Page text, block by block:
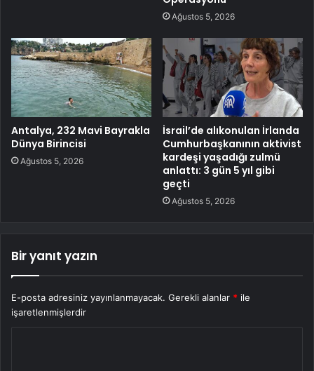
Ağustos 5, 2026
Antalya, 232 Mavi Bayrakla
Dünya Birincisi
Ağustos 5, 2026
İsrail’de alıkonulan İrlanda
Cumhurbaşkanının aktivist
kardeşi yaşadığı zulmü
anlattı: 3 gün 5 yıl gibi
geçti
Ağustos 5, 2026
Bir yanıt yazın
E-posta adresiniz yayınlanmayacak. Gerekli alanlar * ile
işaretlenmişlerdir